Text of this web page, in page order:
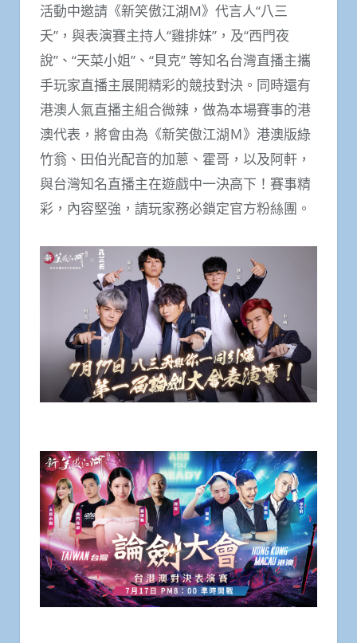
活動中邀請《新笑傲江湖M》代言人“八三
夭”，與表演賽主持人“雞排妹”，及“西門夜
說”、“天菜小姐”、“貝克” 等知名台灣直播主攜
手玩家直播主展開精彩的競技對決。同時還有
港澳人氣直播主組合微辣，做為本場賽事的港
澳代表，將會由為《新笑傲江湖Ｍ》港澳版綠
竹翁、田伯光配音的加蔥、霍哥，以及阿軒，
與台灣知名直播主在遊戲中一決高下！賽事精
彩，內容堅強，請玩家務必鎖定官方粉絲團。